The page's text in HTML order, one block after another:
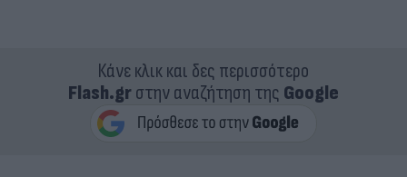
Κάνε κλικ και δες περισσότερο
Flash.grστην αναζήτηση της Google